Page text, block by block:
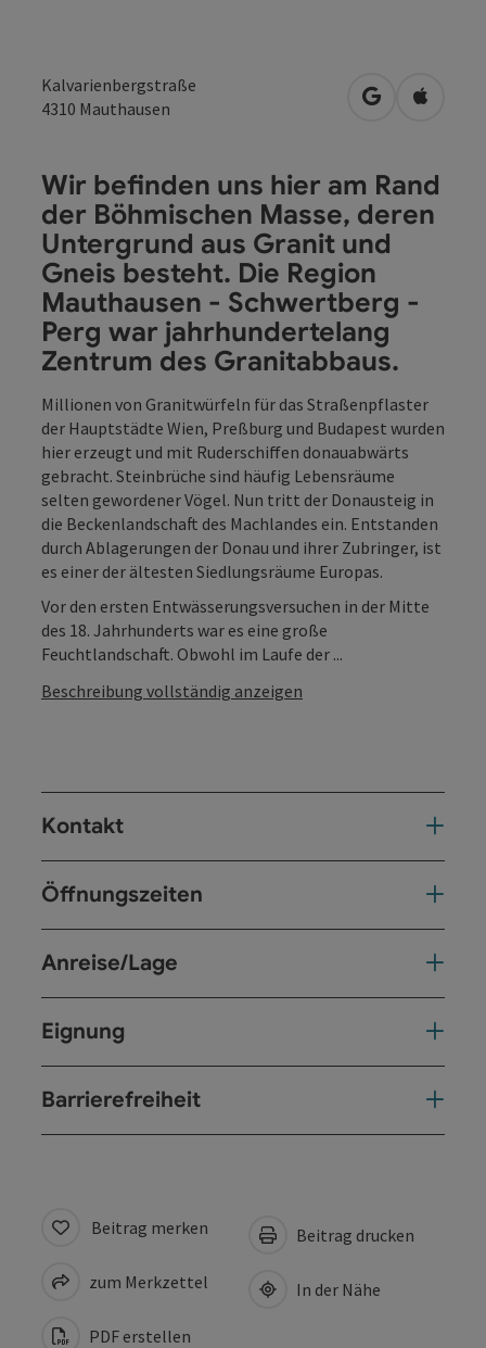
Kalvarienbergstraße
4310 Mauthausen in Google
in
Wir befinden uns hier am Rand
der Böhmischen Masse, deren
Untergrund aus Granit und
Gneis besteht. Die Region
Mauthausen - Schwertberg -
Perg war jahrhundertelang
Zentrum des Granitabbaus.
Millionen von Granitwürfeln für das Straßenpflaster
der Hauptstädte Wien, Preßburg und Budapest wurden
hier erzeugt und mit Ruderschiffen donauabwärts
gebracht. Steinbrüche sind häufig Lebensräume
selten gewordener Vögel. Nun tritt der Donausteig in
die Beckenlandschaft des Machlandes ein. Entstanden
durch Ablagerungen der Donau und ihrer Zubringer, ist
es einer der ältesten Siedlungsräume Europas.
Vor den ersten Entwässerungsversuchen in der Mitte
des 18. Jahrhunderts war es eine große
Feuchtlandschaft. Obwohl im Laufe der ...
Beschreibung vollständig anzeigen
Kontakt
Öffnungszeiten
Anreise/Lage
Eignung
Barrierefreiheit
Beitrag merken
zum Merkzettel
PDF erstellen
Beitrag drucken
In der Nähe